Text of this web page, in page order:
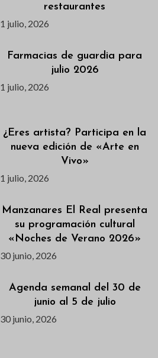
restaurantes
1 julio, 2026
Farmacias de guardia para
julio 2026
1 julio, 2026
¿Eres artista? Participa en la
nueva edición de «Arte en
Vivo»
1 julio, 2026
Manzanares El Real presenta
su programación cultural
«Noches de Verano 2026»
30 junio, 2026
Agenda semanal del 30 de
junio al 5 de julio
30 junio, 2026